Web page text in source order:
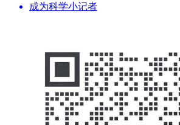
成为科学小记者